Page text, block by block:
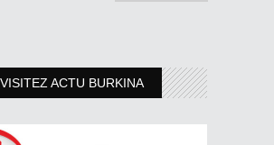
VISITEZ ACTU BURKINA